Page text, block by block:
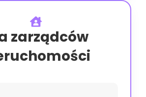
zarządców